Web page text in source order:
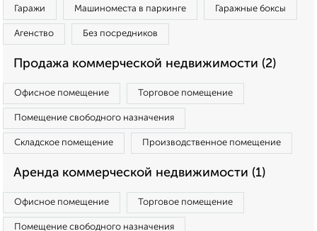
Гаражи Машиноместа в паркинге Гаражные боксы
Агенство Без посредников
Продажа коммерческой недвижимости (2)
Офисное помещение Торговое помещение
Помещение свободного назначения
Складское помещение Производственное помещение
Аренда коммерческой недвижимости (1)
Офисное помещение Торговое помещение
Помещение свободного назначения